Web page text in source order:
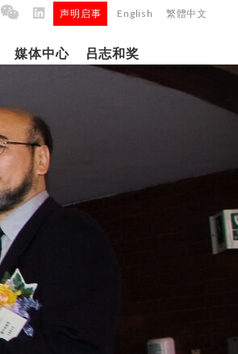
声明启事 English 繁體中文
媒体中心 吕志和奖